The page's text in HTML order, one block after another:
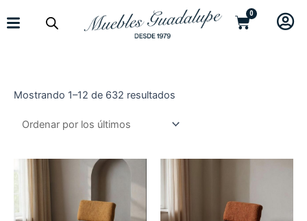
0
Mostrando 1–12 de 632 resultados